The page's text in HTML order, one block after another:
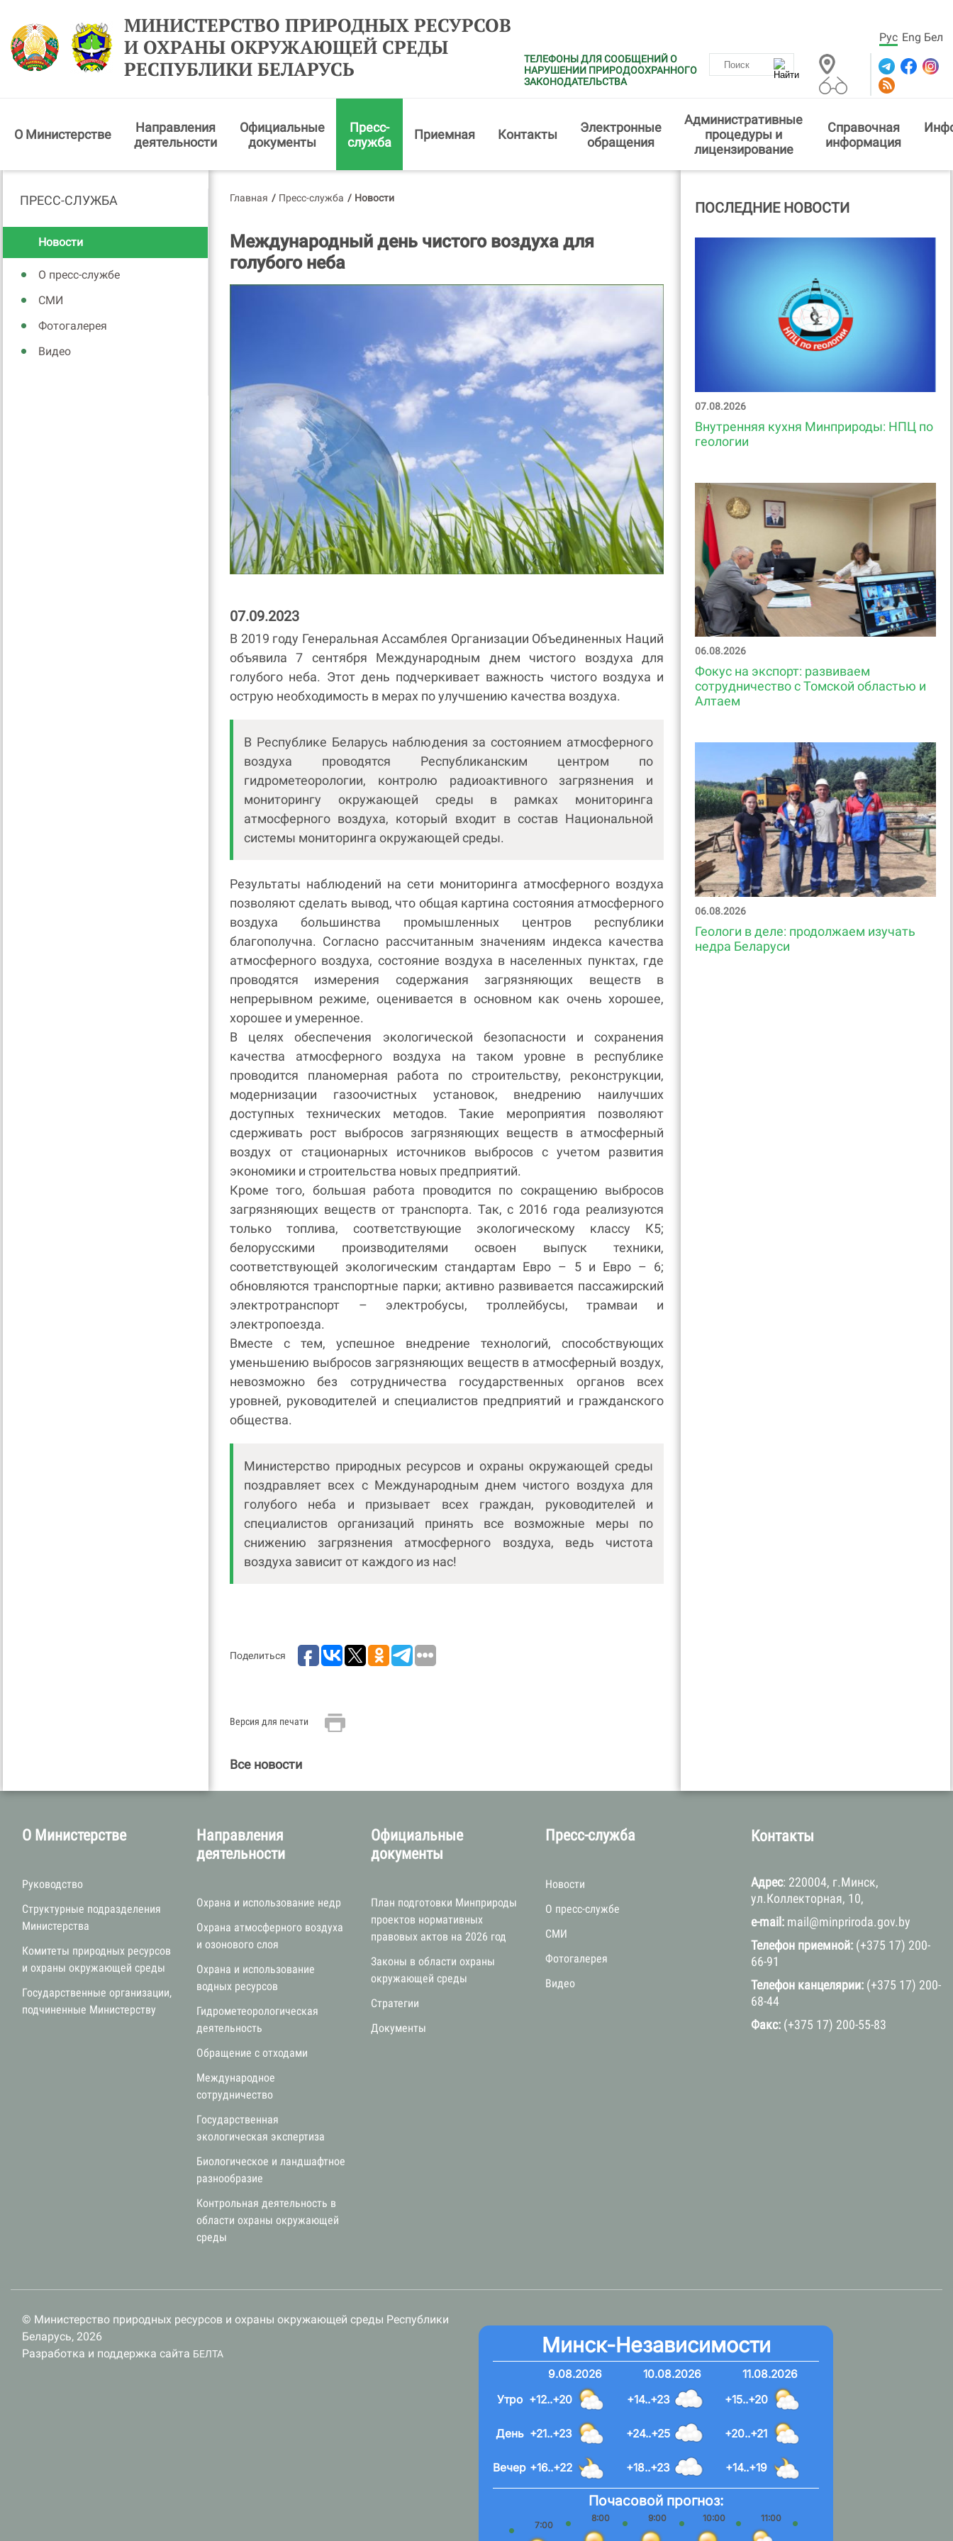
МИНИСТЕРСТВО ПРИРОДНЫХ РЕСУРСОВ
И ОХРАНЫ ОКРУЖАЮЩЕЙ СРЕДЫ
РЕСПУБЛИКИ БЕЛАРУСЬ
Рус Eng Бел
ТЕЛЕФОНЫ ДЛЯ СООБЩЕНИЙ О
НАРУШЕНИИ ПРИРОДООХРАННОГО
ЗАКОНОДАТЕЛЬСТВА
О Министерстве
Направления
деятельности
Официальные
документы
Пресс-
служба
Приемная Контакты
Электронные
обращения
Административные
процедуры и
лицензирование
Справочная
информация
ПРЕСС-СЛУЖБА
Новости
О пресс-службе
СМИ
Фотогалерея
Видео
Главная / Пресс-служба / Новости
Международный день чистого воздуха для
голубого неба
07.09.2023
В 2019 году Генеральная Ассамблея Организации Объединенных Наций
объявила 7 сентября Международным днем чистого воздуха для
голубого неба. Этот день подчеркивает важность чистого воздуха и
острую необходимость в мерах по улучшению качества воздуха.
В Республике Беларусь наблюдения за состоянием атмосферного
воздуха проводятся Республиканским центром по
гидрометеорологии, контролю радиоактивного загрязнения и
мониторингу окружающей среды в рамках мониторинга
атмосферного воздуха, который входит в состав Национальной
системы мониторинга окружающей среды.
Результаты наблюдений на сети мониторинга атмосферного воздуха
позволяют сделать вывод, что общая картина состояния атмосферного
воздуха большинства промышленных центров республики
благополучна. Согласно рассчитанным значениям индекса качества
атмосферного воздуха, состояние воздуха в населенных пунктах, где
проводятся измерения содержания загрязняющих веществ в
непрерывном режиме, оценивается в основном как очень хорошее,
хорошее и умеренное.
В целях обеспечения экологической безопасности и сохранения
качества атмосферного воздуха на таком уровне в республике
проводится планомерная работа по строительству, реконструкции,
модернизации газоочистных установок, внедрению наилучших
доступных технических методов. Такие мероприятия позволяют
сдерживать рост выбросов загрязняющих веществ в атмосферный
воздух от стационарных источников выбросов с учетом развития
экономики и строительства новых предприятий.
Кроме того, большая работа проводится по сокращению выбросов
загрязняющих веществ от транспорта. Так, с 2016 года реализуются
только топлива, соответствующие экологическому классу К5;
белорусскими производителями освоен выпуск техники,
соответствующей экологическим стандартам Евро – 5 и Евро – 6;
обновляются транспортные парки; активно развивается пассажирский
электротранспорт – электробусы, троллейбусы, трамваи и
электропоезда.
Вместе с тем, успешное внедрение технологий, способствующих
уменьшению выбросов загрязняющих веществ в атмосферный воздух,
невозможно без сотрудничества государственных органов всех
уровней, руководителей и специалистов предприятий и гражданского
общества.
Министерство природных ресурсов и охраны окружающей среды
поздравляет всех с Международным днем чистого воздуха для
голубого неба и призывает всех граждан, руководителей и
специалистов организаций принять все возможные меры по
снижению загрязнения атмосферного воздуха, ведь чистота
воздуха зависит от каждого из нас!
Поделиться
Версия для печати
Все новости
ПОСЛЕДНИЕ НОВОСТИ
07.08.2026
Внутренняя кухня Минприроды: НПЦ по
геологии
06.08.2026
Фокус на экспорт: развиваем
сотрудничество с Томской областью и
Алтаем
06.08.2026
Геологи в деле: продолжаем изучать
недра Беларуси
О Министерстве
Руководство
Структурные подразделения
Министерства
Комитеты природных ресурсов
и охраны окружающей среды
Государственные организации,
подчиненные Министерству
Направления
деятельности
Охрана и использование недр
Охрана атмосферного воздуха
и озонового слоя
Охрана и использование
водных ресурсов
Гидрометеорологическая
деятельность
Обращение с отходами
Международное
сотрудничество
Государственная
экологическая экспертиза
Биологическое и ландшафтное
разнообразие
Контрольная деятельность в
области охраны окружающей
среды
Официальные
документы
План подготовки Минприроды
проектов нормативных
правовых актов на 2026 год
Законы в области охраны
окружающей среды
Стратегии
Документы
Пресс-служба
Новости
О пресс-службе
СМИ
Фотогалерея
Видео
Контакты
Адрес: 220004, г.Минск,
ул.Коллекторная, 10,
e-mail: mail@minpriroda.gov.by
Телефон приемной: (+375 17) 200-
66-91
Телефон канцелярии: (+375 17) 200-
68-44
Факс: (+375 17) 200-55-83
© Министерство природных ресурсов и охраны окружающей среды Республики
Беларусь, 2026
Разработка и поддержка сайта БЕЛТА Минск-Независимости
9.08.2026
+12..+20
+21..+23
+16..+22
10.08.2026
+14..+23
+24..+25
+18..+23
11.08.2026
+15..+20
+20..+21
+14..+19
Вечер
День
Утро
Почасовой прогноз:
7:00
8:00 9:00 10:00 11:00